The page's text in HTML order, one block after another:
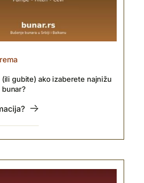
(ili gubite) ako izaberete najnižu
bunar?